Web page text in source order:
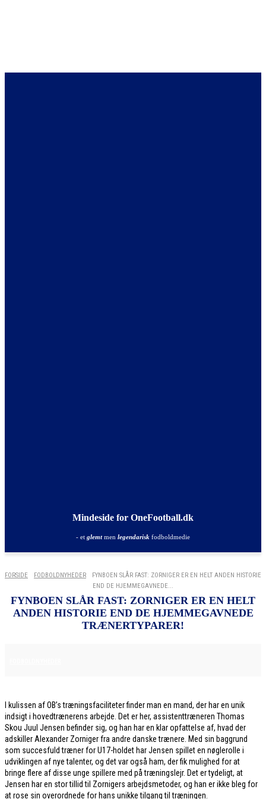
Mindeside for OneFootball.dk
- et glemtmen legendarisk fodboldmedie
FORSIDE FODBOLDNYHEDER
FYNBOEN SLÅR FAST: ZORNIGER ER EN HELT ANDEN HISTORIE
END DE HJEMMEGAVNEDE...
FYNBOEN SLÅR FAST: ZORNIGER ER EN HELT
ANDEN HISTORIE END DE HJEMMEGAVNEDE
TRÆNERTYPARER!
I kulissen af OB’s træningsfaciliteter finder man en mand, der har en unik
indsigt i hovedtrænerens arbejde. Det er her, assistenttræneren Thomas
Skou Juul Jensen befinder sig, og han har en klar opfattelse af, hvad der
adskiller Alexander Zorniger fra andre danske trænere. Med sin baggrund
som succesfuld træner for U17-holdet har Jensen spillet en nøglerolle i
udviklingen af nye talenter, og det var også ham, der fik mulighed for at
bringe flere af disse unge spillere med på træningslejr. Det er tydeligt, at
Jensen har en stor tillid til Zornigers arbejdsmetoder, og han er ikke bleg for
at rose sin overordnede for hans unikke tilgang til træningen.